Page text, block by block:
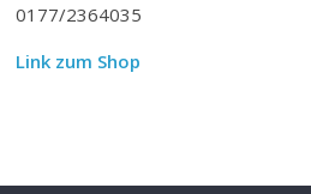
0177/2364035
Link zum Shop